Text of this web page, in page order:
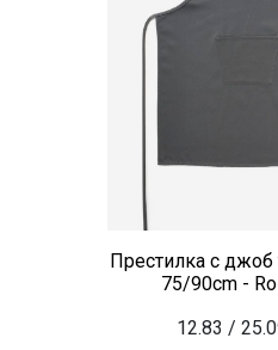
Престилка с
75/90cm -
12.83 /